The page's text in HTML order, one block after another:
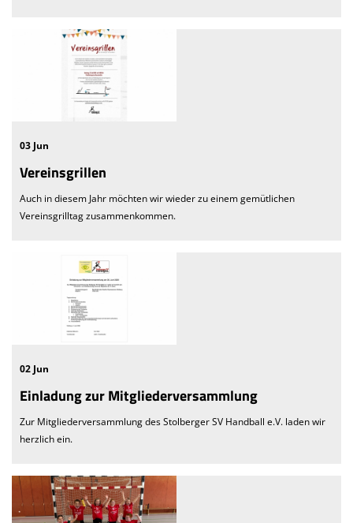
We want you
Einladung MV 2026
03 Jun
Vereinsgrillen
Auch in diesem Jahr möchten wir wieder zu einem gemütlichen
Vereinsgrilltag zusammenkommen.
02 Jun
Einladung zur Mitgliederversammlung
Zur Mitgliederversammlung des Stolberger SV Handball e.V. laden wir
herzlich ein.